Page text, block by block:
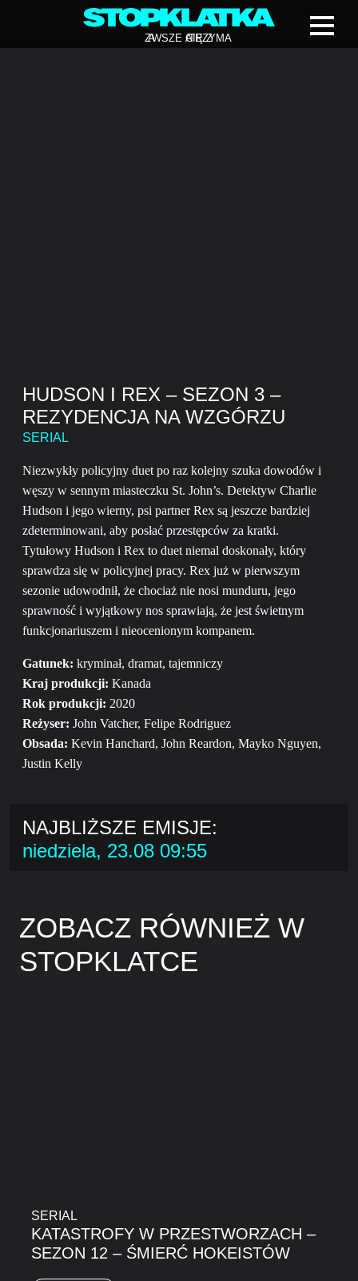
ZAWSZE CIĘ Z
ATRZYMA
HUDSON I REX – SEZON 3 –
REZYDENCJA NA WZGÓRZU
SERIAL
Niezwykły policyjny duet po raz kolejny szuka dowodów i
węszy w sennym miasteczku St. John’s. Detektyw Charlie
Hudson i jego wierny, psi partner Rex są jeszcze bardziej
zdeterminowani, aby posłać przestępców za kratki.
Tytułowy Hudson i Rex to duet niemal doskonały, który
sprawdza się w policyjnej pracy. Rex już w pierwszym
sezonie udowodnił, że chociaż nie nosi munduru, jego
sprawność i wyjątkowy nos sprawiają, że jest świetnym
funkcjonariuszem i nieocenionym kompanem.
Gatunek: kryminał, dramat, tajemniczy
Kraj produkcji: Kanada
Rok produkcji: 2020
Reżyser: John Vatcher, Felipe Rodriguez
Obsada: Kevin Hanchard, John Reardon, Mayko Nguyen,
Justin Kelly
NAJBLIŻSZE EMISJE:
niedziela, 23.08 09:55
ZOBACZ RÓWNIEŻ W
STOPKLATCE
SERIAL
KATASTROFY W PRZESTWORZACH –
SEZON 12 – ŚMIERĆ HOKEISTÓW